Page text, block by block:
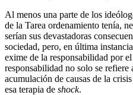
Al menos una parte de los
de la Tarea ordenamiento tenía,
serían sus devastadoras
sociedad, pero, en última
exime de la responsabilidad por
responsabilidad no solo se refiere
acumulación de causas de la
esa terapia de shock.